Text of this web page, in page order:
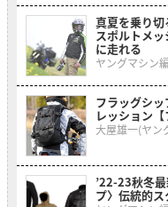
真夏を乗り
スポルトメ
に走れる
ヤングマシン
フラッグシ
レッション【
大屋雄一(ヤン
’22-23秋冬
プ〉伝統的